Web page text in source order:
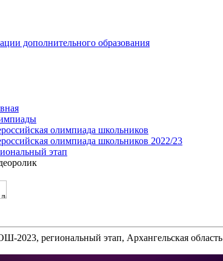
дополнительного образования
олимпиада школьников
олимпиада школьников 2022/23
этап
2023, региональный этап, Архангельская область